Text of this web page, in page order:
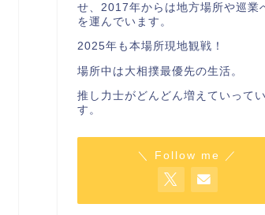
せ、2017年からは地方場所や巡業
を運んでいます。
2025年も本場所現地観戦！
場所中は大相撲最優先の生活。
推し力士がどんどん増えていって
す。
＼ Follow me ／